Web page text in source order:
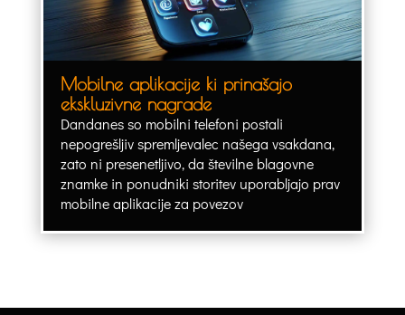
Mobilne aplikacije ki prinašajo
ekskluzivne nagrade
Dandanes so mobilni telefoni postali
nepogrešljiv spremljevalec našega vsakdana,
zato ni presenetljivo, da številne blagovne
znamke in ponudniki storitev uporabljajo prav
mobilne aplikacije za povezov